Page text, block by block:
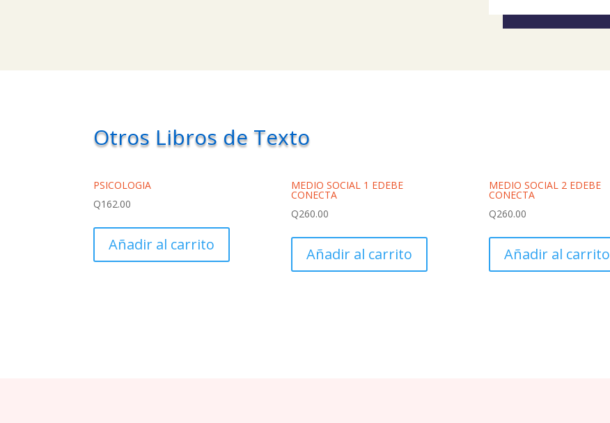
Otros Libros de Texto
PSICOLOGIA
Q162.00
Añadir al carrito
MEDIO SOCIAL 1 EDEBE
CONECTA
Q260.00
Añadir al carrito
MEDIO SOCIAL 2 EDEBE
CONECTA
Q260.00
Añadir al carrito